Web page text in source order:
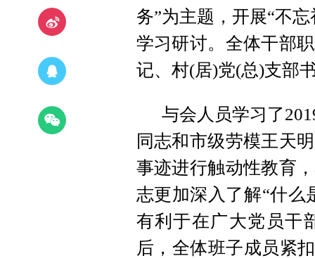
务”为主题，开展“不
学习研讨。全体干部
记、村(居)党(总)支部
与会人员学习了
同志和市级劳模王天
事迹进行触动性教育
志更加深入了解“什么
有利于在广大党员干
后，全体班子成员紧